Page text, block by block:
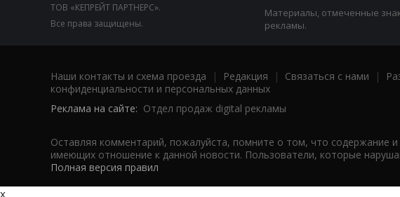
ТОВ «КЕПРЕЙТ ПАРТНЕРС».
Все права защищены.
Материалы, отмеченные
рекламы.
Наши контакты и схема проезда | Редакция | Связаться с нами |
конфиденциальности и персональных данных
Реклама на сайте: Отдел продаж digital рекламы
Оставляя комментарий, пожалуйста, помните о том, что содержание
имеющих отношение к данной новости. Пользователи, которые
Полная версия правил
x